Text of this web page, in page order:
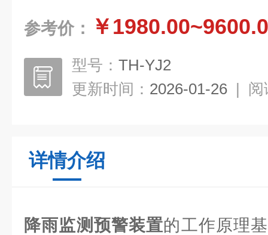
参考价： ￥
型号： TH-YJ2
更新时间： 2026-01-26 | 阅
详情介绍
降雨监测预警装置的工作原理